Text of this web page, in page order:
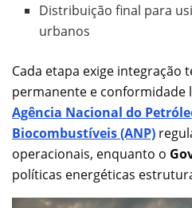
Distribuição final para
urbanos
Cada etapa exige integração
permanente e conformidade
Agência Nacional do
Biocombustíveis (ANP)
operacionais, enquanto o
políticas energéticas